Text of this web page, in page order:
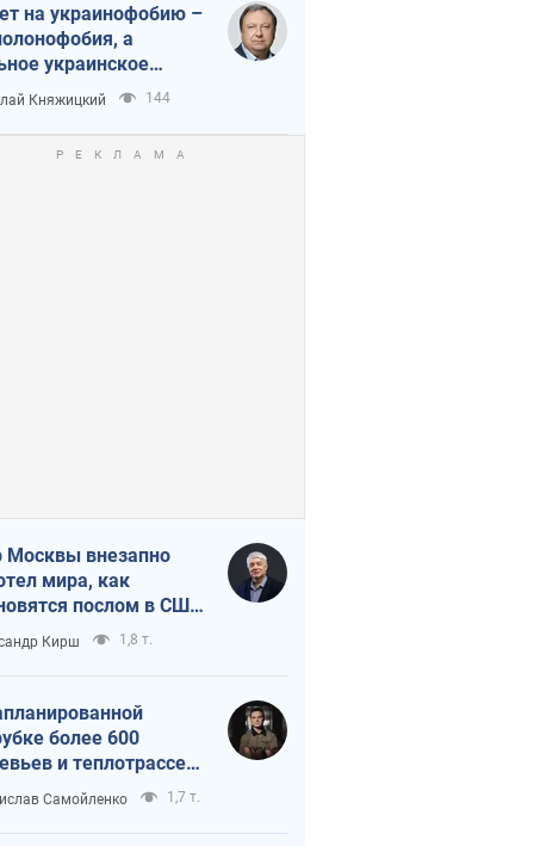
на украинофобию –
а
украинское
Княжицкий 144
Москвы внезапно
мира, как
послом в США
украинские топ-
Кирш 1,8 т.
более 600
и теплотрассе:
на
в Киеве
Самойленко 1,7 т.